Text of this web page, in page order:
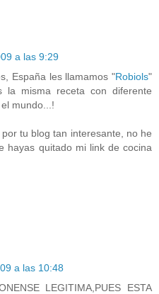
a las 9:29
España les llamamos "Robiols"
la misma receta con diferente
mundo...!
tu blog tan interesante, no he
hayas quitado mi link de cocina
a las 10:48
LEGITIMA,PUES ESTA